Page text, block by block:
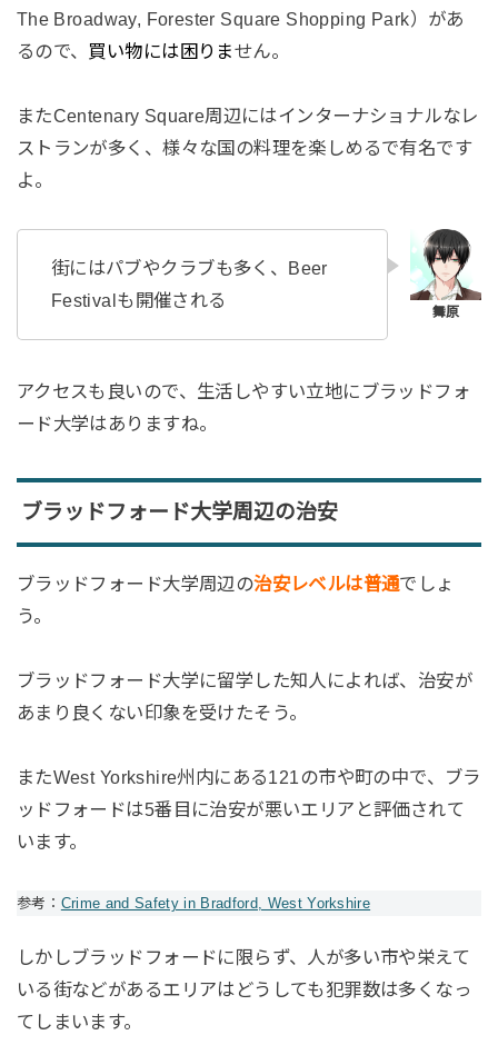
The Broadway, Forester Square Shopping Park）があ
るので、 買い物には困りません。
またCentenary Square周辺にはインターナショナルなレ
ストランが多く、様々な国の料理を楽しめるで有名です
よ。
街にはパブやクラブも多く、Beer
Festivalも開催される
アクセスも良いので、生活しやすい立地にブラッドフォ
ード大学はありますね。
ブラッドフォード大学周辺の治安
ブラッドフォード大学周辺の治安レベルは普通でしょ
う。
ブラッドフォード大学に留学した知人によれば、治安が
あまり良くない印象を受けたそう。
またWest Yorkshire州内にある121の市や町の中で、ブラ
ッドフォードは5番目に治安が悪いエリアと評価されて
います。
参考： Crime and Safety in Bradford, West Yorkshire
しかしブラッドフォードに限らず、人が多い市や栄えて
いる街などがあるエリアはどうしても犯罪数は多くなっ
てしまいます。